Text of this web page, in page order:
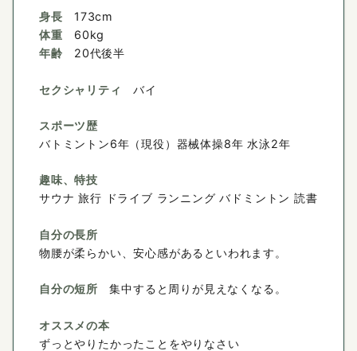
身長
体重
年齢
173cm
60kg
20代後半
セクシャリティ バイ
スポーツ歴
バトミントン6年（現役）器械体操8年 水泳2年
趣味、特技
サウナ 旅行 ドライブ ランニング バドミントン 読書
自分の長所
物腰が柔らかい、安心感があるといわれます。
自分の短所 集中すると周りが見えなくなる。
オススメの本
ずっとやりたかったことをやりなさい